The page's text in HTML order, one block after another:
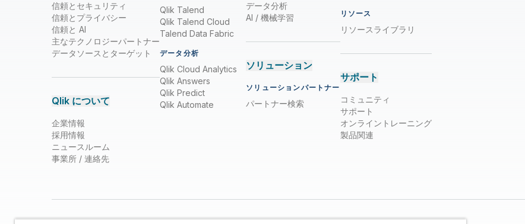
信頼とセキュリティ
信頼とプライバシー
信頼と AI
主なテクノロジーパートナー
データソースとターゲット
Qlik について
企業情報
採用情報
ニュースルーム
事業所 / 連絡先
Qlik Talend
Qlik Talend Cloud
Talend Data Fabric
データ分析
Qlik Cloud Analytics
Qlik Answers
Qlik Predict
Qlik Automate
データ分析
AI / 機械学習
ソリューション
ソリューションパートナー
パートナー検索
リソース
リソースライブラリ
サポート
コミュニティ
サポート
オンライントレーニング
製品関連